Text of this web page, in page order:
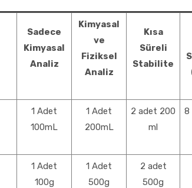
Sadece
Kimyasal
Analiz
Kimyasal
ve
Fiziksel
Analiz
Kısa
Süreli
Stabilite
1 Adet
100mL
1 Adet
200mL
2 adet 200
ml
8
1 Adet
100g
1 Adet
500g
2 adet
500g